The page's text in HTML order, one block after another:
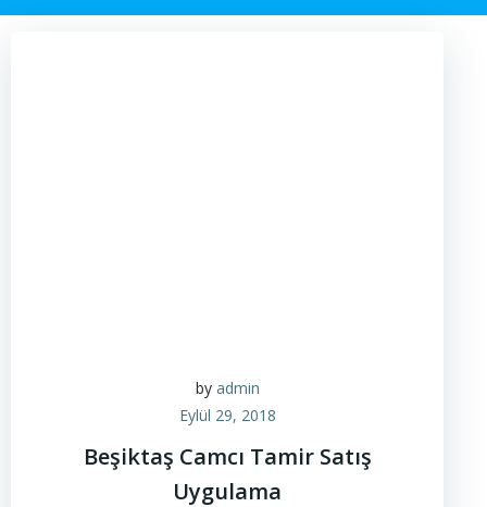
by admin
Eylül 29, 2018
Beşiktaş Camcı Tamir Satış
Uygulama